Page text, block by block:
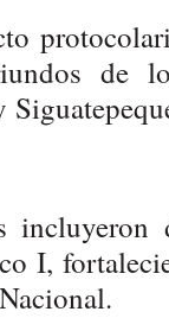
de
incluyeron
I,